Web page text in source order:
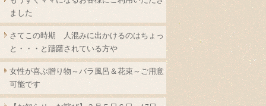
ました
さてこの時期 人混みに出かけるのはちょっ
と・・・と躊躇されている方や
女性が喜ぶ贈り物～バラ風呂＆花束～ご用意
可能です